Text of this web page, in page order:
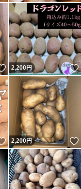
いいね！
2,200円
いいね！
2,200円